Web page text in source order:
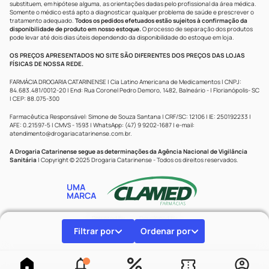
Filtrar por Ordenar por
substituem, em hipótese alguma, as orientações dadas pelo profissional da área médica.
Somente o médico está apto a diagnosticar qualquer problema de saúde e prescrever o
tratamento adequado. Todos os pedidos efetuados estão sujeitos à confirmação da
disponibilidade de produto em nosso estoque.O processo de separação dos produtos
pode levar até dois dias úteis dependendo da disponibilidade do estoque em loja.
OS PREÇOS APRESENTADOS NO SITE SÃO DIFERENTES DOS PREÇOS DAS LOJAS
FÍSICAS DE NOSSA REDE.
FARMÁCIA DROGARIA CATARINENSE | Cia Latino Americana de Medicamentos | CNPJ:
84.683.481/0012-20 | End: Rua Coronel Pedro Demoro, 1482, Balneário - | Florianópolis- SC
| CEP: 88.075-300
Farmacêutica Responsável: Simone de Souza Santana | CRF/SC: 12106 | IE: 250192233 |
AFE: 0.21597-5 | CMVS - 1593 | WhatsApp: (47) 9 9202-1687 | e-mail:
atendimento@drogariacatarinense.com.br.
A Drogaria Catarinense segue as determinações da Agência Nacional de Vigilância
Sanitária | Copyright © 2025 Drogaria Catarinense - Todos os direitos reservados.
UMA
MARCA
Powered by Developed by